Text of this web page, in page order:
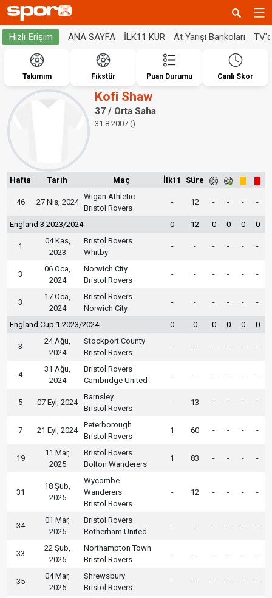
Hızlı Erişim ANA SAYFA İLK11 KUR At Yarışı Bankoları
Takımım Fikstür Puan Durumu Canlı Skor
Kofi Shaw
37 / Orta Saha
31.8.2007 ()
Hafta Tarih Maç İlk11 Süre
46 27 Nis, 2024
Wigan Athletic
Bristol Rovers
- 12 - - - -
England 3 2023/2024 0 12 0 0 0 0
1
04 Kas,
2023
Bristol Rovers
Whitby
- - - - - -
3
06 Oca,
2024
Norwich City
Bristol Rovers
- - - - - -
3
17 Oca,
2024
Bristol Rovers
Norwich City
- - - - - -
England Cup 1 2023/2024 0 0 0 0 0 0
3
24 Ağu,
2024
Stockport County
Bristol Rovers
- - - - - -
4
31 Ağu,
2024
Bristol Rovers
Cambridge United
- - - - - -
5 07 Eyl, 2024
Barnsley
Bristol Rovers
- 13 - - - -
7 21 Eyl, 2024
Peterborough
Bristol Rovers
1 60 - - - -
19
11 Mar,
2025
Bristol Rovers
Bolton Wanderers
1 83 - - - -
31
18 Şub,
2025
Wycombe
Wanderers
Bristol Rovers
- 12 - - - -
34
01 Mar,
2025
Bristol Rovers
Rotherham United
- - - - - -
33
22 Şub,
2025
Northampton Town
Bristol Rovers
- - - - - -
35
04 Mar,
2025
Shrewsbury
Bristol Rovers
- - - - - -